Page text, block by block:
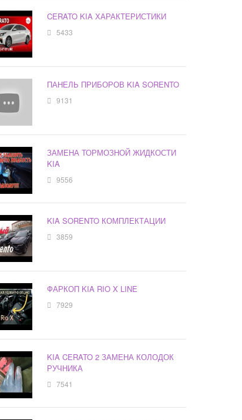
CERATO KIA ХАРАКТЕРИСТИКИ
5433
ПАНЕЛЬ ПРИБОРОВ KIA SORENTO
9131
ЗАМЕНА ТОРМОЗНОЙ ЖИДКОСТИ
KIA
9556
KIA SORENTO КОМПЛЕКТАЦИИ
3859
ФАРКОП KIA RIO X LINE
7929
KIA CERATO 2 ЗАМЕНА КОЛОДОК
РУЧНИКА
7541